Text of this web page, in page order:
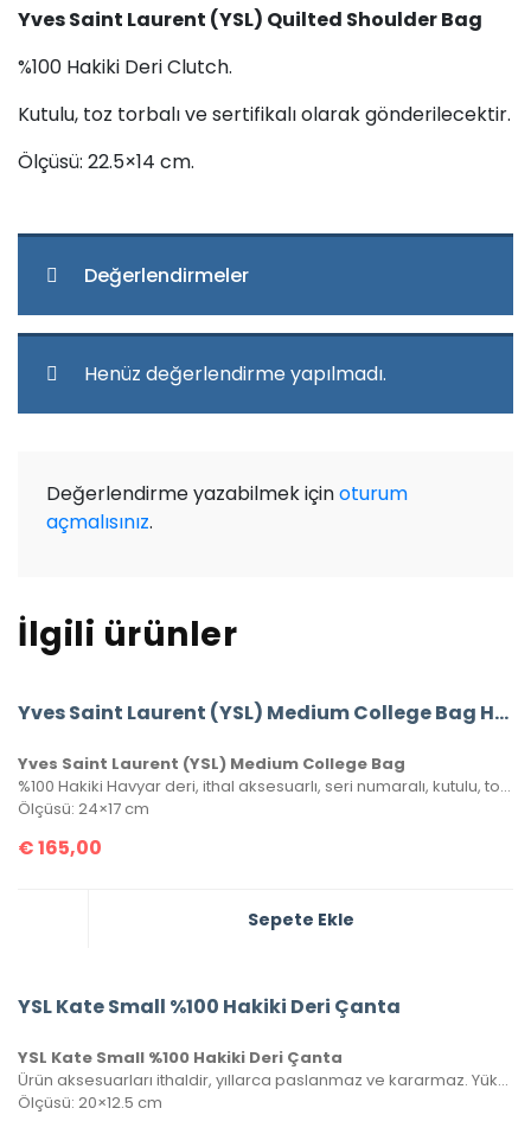
Yves Saint Laurent (YSL) Quilted Shoulder Bag
%100 Hakiki Deri Clutch.
Kutulu, toz torbalı ve sertifikalı olarak gönderilecektir.
Ölçüsü: 22.5×14 cm.
Değerlendirmeler
Henüz değerlendirme yapılmadı.
Değerlendirme yazabilmek içinoturum
açmalısınız.
İlgili ürünler
Yves Saint Laurent (YSL) Medium College Bag Havyar Deri
Yves Saint Laurent (YSL) Medium College Bag
%100 Hakiki Havyar deri, ithal aksesuarlı, seri numaralı, kutulu, toz torbalı ve sertifikalı olarak gönderilecektir.
Ölçüsü: 24×17 cm
€165,00
Sepete Ekle
YSL Kate Small %100 Hakiki Deri Çanta
YSL Kate Small %100 Hakiki Deri Çanta
Ürün aksesuarları ithaldir, yıllarca paslanmaz ve kararmaz. Yüksek kalite roys deriden üretilmiştir, tüm metal aksamlarında Saint Laurent yazısı mevcuttur. Kutulu, toz torbalı ve sertifikalı olarak gönderilecektir.
Ölçüsü: 20×12.5 cm